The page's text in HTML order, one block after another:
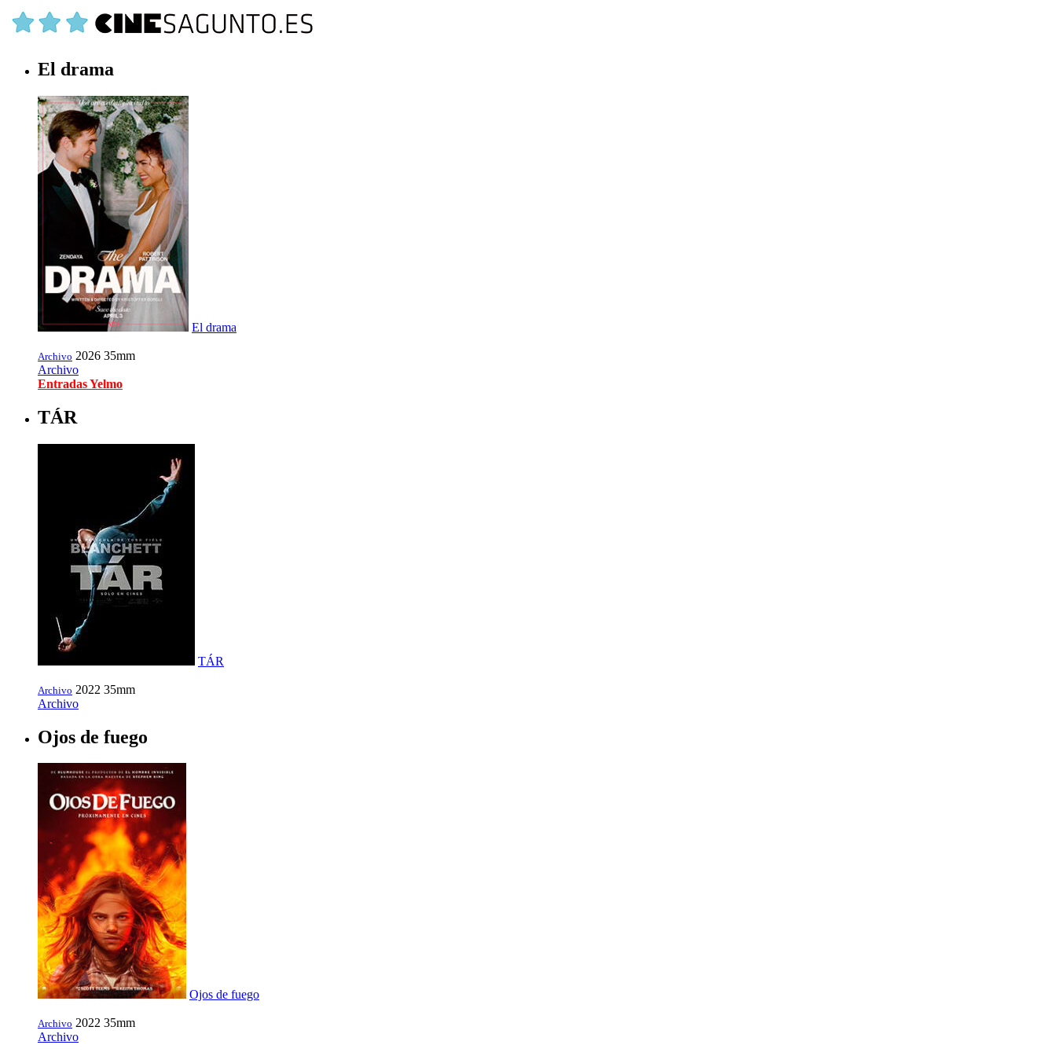
El drama
El drama
Archivo 2026 35mm
Archivo
Entradas Yelmo
TÁR
TÁR
Archivo 2022 35mm
Archivo
Ojos de fuego
Ojos de fuego
Archivo 2022 35mm
Archivo